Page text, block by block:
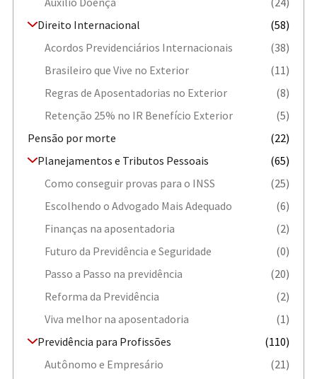
Direito Internacional
(58)
Acordos Previdenciários Internacionais
(38)
Brasileiro que Vive no Exterior
(11)
Regras de Aposentadorias no Exterior
(8)
Retenção 25% no IR Benefício Exterior
(5)
Pensão por morte
(22)
Planejamentos e Tributos Pessoais
(65)
Como conseguir provas para o INSS
(25)
Escolhendo o Advogado Mais Adequado
(6)
Finanças na aposentadoria
(2)
Futuro da Previdência e Seguridade
(0)
Passo a Passo na previdência
(20)
Reforma da Previdência
(2)
Viva melhor na aposentadoria
(1)
Previdência para Profissões
(110)
Autônomo e Empresário
(21)